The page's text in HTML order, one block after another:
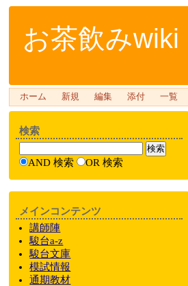
お茶飲みwiki
ホーム 新規 編集 添付 一覧
検索
AND 検索 OR 検索
メインコンテンツ
講師陣
駿台a-z
駿台文庫
模試情報
通期教材